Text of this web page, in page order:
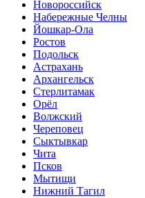
Новороссийск
Набережные Челны
Йошкар-Ола
Ростов
Подольск
Астрахань
Архангельск
Стерлитамак
Орёл
Волжский
Череповец
Сыктывкар
Чита
Псков
Мытищи
Нижний Тагил